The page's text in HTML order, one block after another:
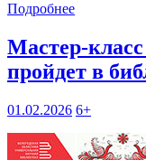
Подробнее
Мастер-
пройдет в
01.02.2026 6+